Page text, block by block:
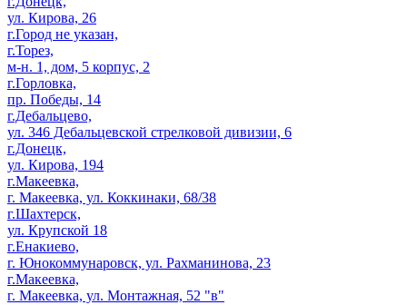
ул. Кирова, 26
г.Город не указан,
г.Торез,
м-н. 1, дом, 5 корпус, 2
г.Горловка,
пр. Победы, 14
г.Дебальцево,
ул. 346 Дебальцевской стрелковой дивизии, 6
г.Донецк,
ул. Кирова, 194
г.Макеевка,
г. Макеевка, ул. Коккинаки, 68/38
г.Шахтерск,
ул. Крупской 18
г.Енакиево,
г. Юнокоммунаровск, ул. Рахманинова, 23
г.Макеевка,
г. Макеевка, ул. Монтажная, 52 "в"